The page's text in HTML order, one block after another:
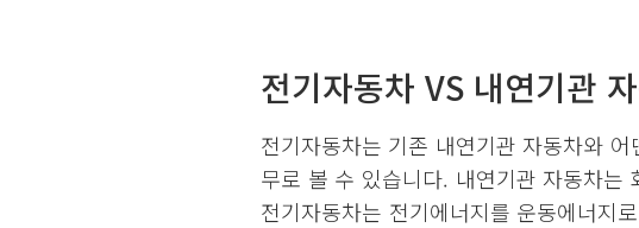
전기자동차 VS 내연기관
전기자동차는 기존 내연기관 자동차와
무로 볼 수 있습니다. 내연기관 자동차는
전기자동차는 전기에너지를 운동에너지